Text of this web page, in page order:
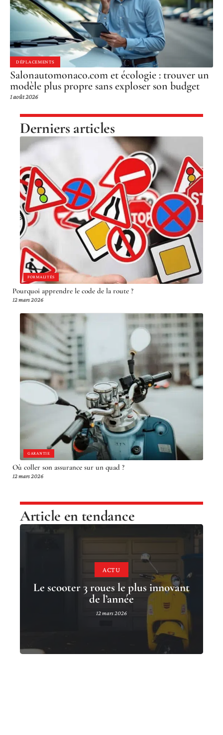
DÉPLACEMENTS
Salonautomonaco.com et écologie : trouver un
modèle plus propre sans exploser son budget
1 août 2026
Derniers articles
FORMALITÉS
Pourquoi apprendre le code de la route ?
12 mars 2026
GARANTIE
Où coller son assurance sur un quad ?
12 mars 2026
Article en tendance
ACTU
Le scooter 3 roues le plus innovant
de l’année
12 mars 2026